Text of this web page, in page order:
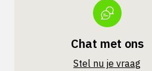
Chat met ons
Stel nu je vraag